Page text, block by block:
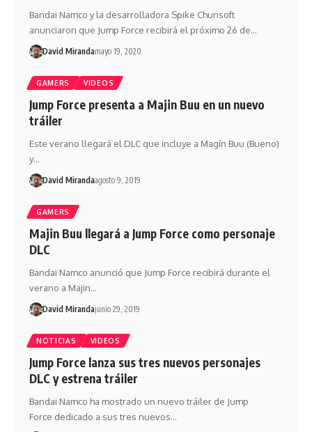
Bandai Namco y la desarrolladora Spike Chunsoft
anunciaron que Jump Force recibirá el próximo 26 de…
David Mirandamayo 19, 2020
GAMERS VIDEOS
Jump Force presenta a Majin Buu en un nuevo
tráiler
Este verano llegará el DLC que incluye a Magín Buu (Bueno)
y…
David Mirandaagosto 9, 2019
GAMERS
Majin Buu llegará a Jump Force como personaje
DLC
Bandai Namco anunció que Jump Force recibirá durante el
verano a Majin…
David Mirandajunio 29, 2019
NOTICIAS VIDEOS
Jump Force lanza sus tres nuevos personajes
DLC y estrena tráiler
Bandai Namco ha mostrado un nuevo tráiler de Jump
Force dedicado a sus tres nuevos…